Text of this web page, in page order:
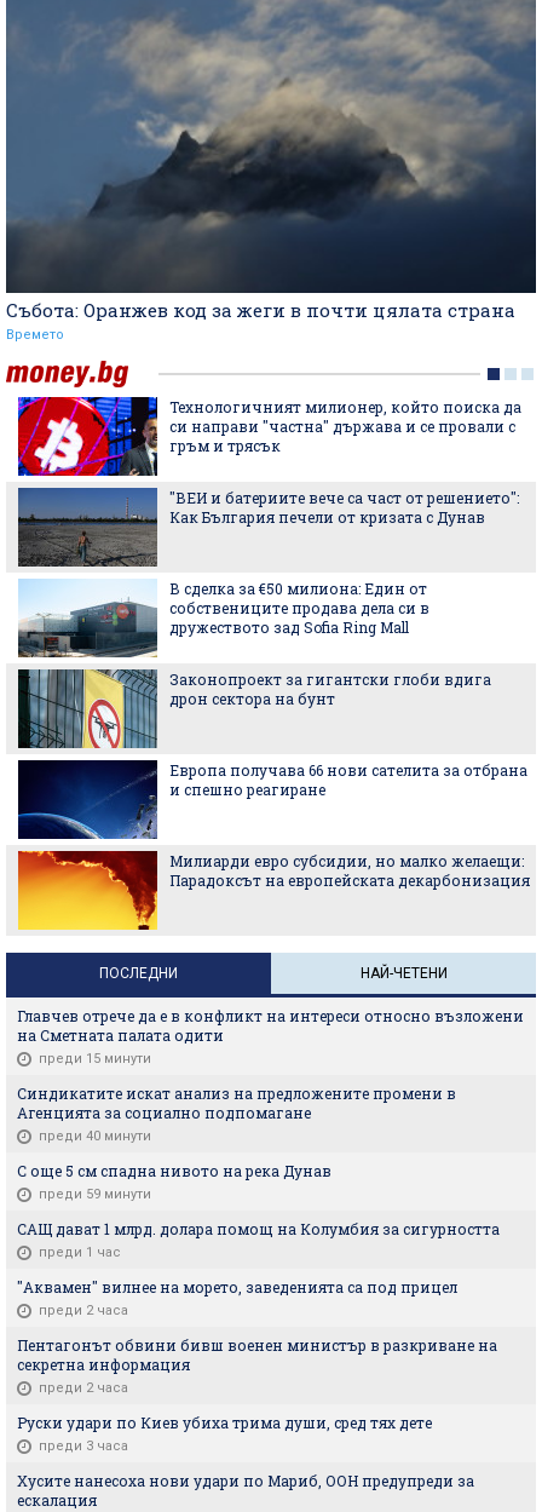
Събота: Оранжев код за жеги в почти цялата страна
Времето
Технологичният милионер, който поиска да
си направи "частна" държава и се провали с
гръм и трясък
"ВЕИ и батериите вече са част от решението":
Как България печели от кризата с Дунав
В сделка за €50 милиона: Един от
собствениците продава дела си в
дружеството зад Sofia Ring Mall
Законопроект за гигантски глоби вдига
дрон сектора на бунт
Европа получава 66 нови сателита за отбрана
и спешно реагиране
Милиарди евро субсидии, но малко желаещи:
Парадоксът на европейската декарбонизация
ПОСЛЕДНИ НАЙ-ЧЕТЕНИ
Главчев отрече да е в конфликт на интереси относно възложени
на Сметната палата одити
преди 15 минути
Синдикатите искат анализ на предложените промени в
Агенцията за социално подпомагане
преди 40 минути
С още 5 см спадна нивото на река Дунав
преди 59 минути
САЩ дават 1 млрд. долара помощ на Колумбия за сигурността
преди 1 час
"Аквамен" вилнее на морето, заведенията са под прицел
преди 2 часа
Пентагонът обвини бивш военен министър в разкриване на
секретна информация
преди 2 часа
Руски удари по Киев убиха трима души, сред тях дете
преди 3 часа
Хусите нанесоха нови удари по Мариб, ООН предупреди за
ескалация